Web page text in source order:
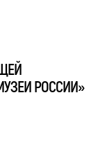
РОССИИ»